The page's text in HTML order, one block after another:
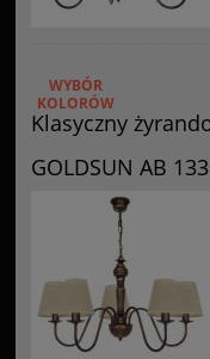
Klasyczny
GOLDSUN AB
WYBÓR
KOLORÓW